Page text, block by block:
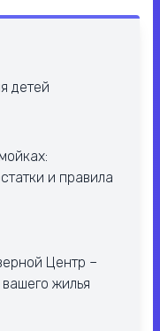
детей
и правила
Центр –
жилья